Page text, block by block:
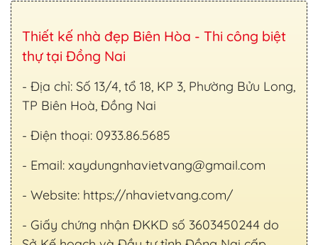
Thiết kế nhà đẹp Biên Hòa - Thi công biệt
thự tại Đồng Nai
- Địa chỉ: Số 13/4, tổ 18, KP 3, Phường Bửu Long,
TP Biên Hoà, Đồng Nai
- Điện thoại: 0933.86.5685
- Email: xaydungnhavietvang@gmail.com
- Website: https://nhavietvang.com/
- Giấy chứng nhận ĐKKD số 3603450244 do